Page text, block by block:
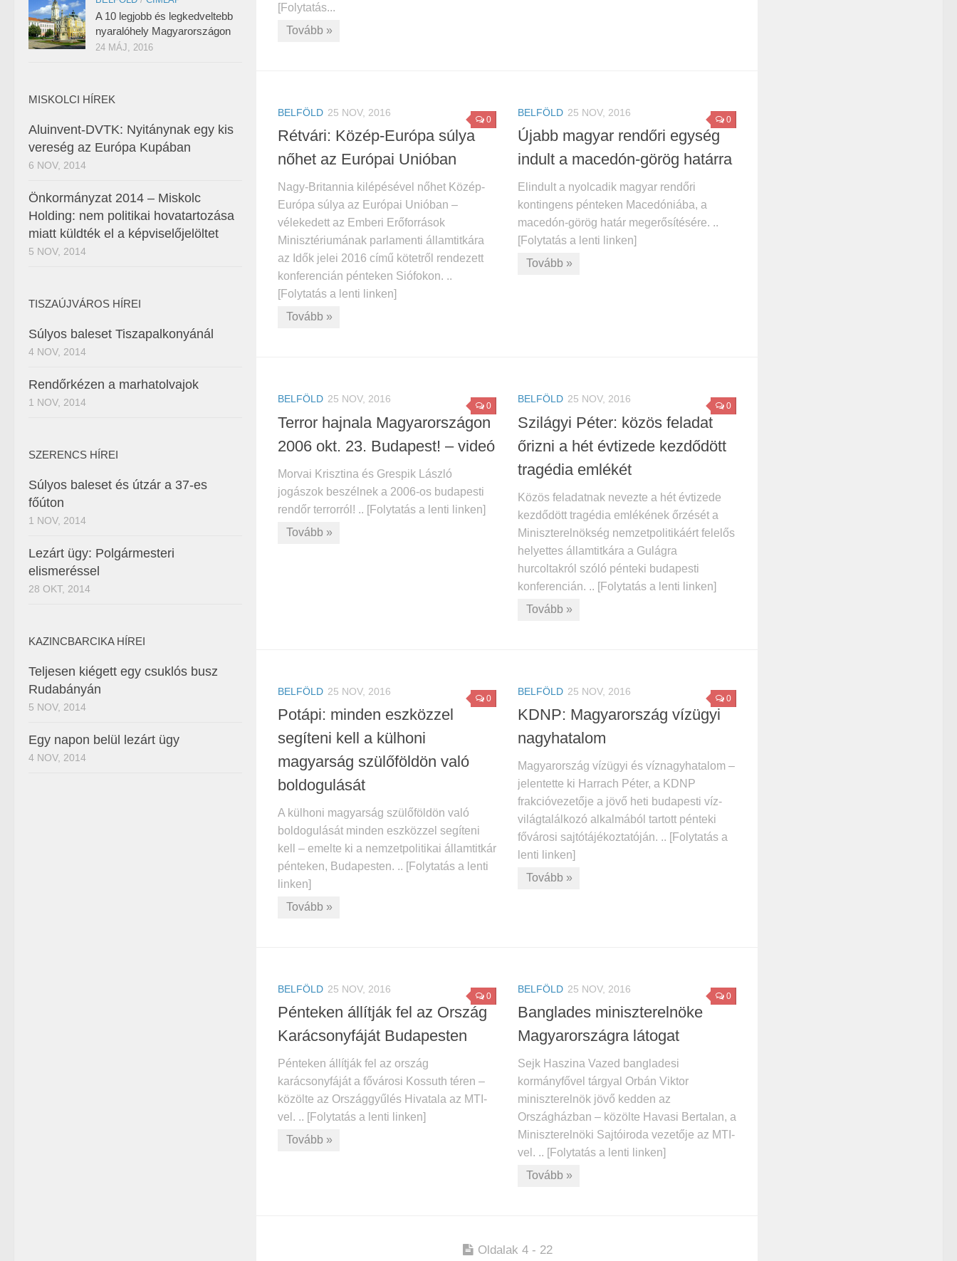
[Folytatás...
Tovább »
0
BELFÖLD 25 NOV, 2016
Rétvári: Közép-Európa súlya
nőhet az Európai Unióban
Nagy-Britannia kilépésével nőhet Közép-
Európa súlya az Európai Unióban –
vélekedett az Emberi Erőforrások
Minisztériumának parlamenti államtitkára
az Idők jelei 2016 című kötetről rendezett
konferencián pénteken Siófokon. ..
[Folytatás a lenti linken]
Tovább »
0
BELFÖLD 25 NOV, 2016
Újabb magyar rendőri egység
indult a macedón-görög határra
Elindult a nyolcadik magyar rendőri
kontingens pénteken Macedóniába, a
macedón-görög határ megerősítésére. ..
[Folytatás a lenti linken]
Tovább »
0
BELFÖLD 25 NOV, 2016
Terror hajnala Magyarországon
2006 okt. 23. Budapest! – videó
Morvai Krisztina és Grespik László
jogászok beszélnek a 2006-os budapesti
rendőr terrorról! .. [Folytatás a lenti linken]
Tovább »
0
BELFÖLD 25 NOV, 2016
Szilágyi Péter: közös feladat
őrizni a hét évtizede kezdődött
tragédia emlékét
Közös feladatnak nevezte a hét évtizede
kezdődött tragédia emlékének őrzését a
Miniszterelnökség nemzetpolitikáért felelős
helyettes államtitkára a Gulágra
hurcoltakról szóló pénteki budapesti
konferencián. .. [Folytatás a lenti linken]
Tovább »
0
BELFÖLD 25 NOV, 2016
Potápi: minden eszközzel
segíteni kell a külhoni
magyarság szülőföldön való
boldogulását
A külhoni magyarság szülőföldön való
boldogulását minden eszközzel segíteni
kell – emelte ki a nemzetpolitikai államtitkár
pénteken, Budapesten. .. [Folytatás a lenti
linken]
Tovább »
0
BELFÖLD 25 NOV, 2016
KDNP: Magyarország vízügyi
nagyhatalom
Magyarország vízügyi és víznagyhatalom –
jelentette ki Harrach Péter, a KDNP
frakcióvezetője a jövő heti budapesti víz-
világtalálkozó alkalmából tartott pénteki
fővárosi sajtótájékoztatóján. .. [Folytatás a
lenti linken]
Tovább »
0
BELFÖLD 25 NOV, 2016
Pénteken állítják fel az Ország
Karácsonyfáját Budapesten
Pénteken állítják fel az ország
karácsonyfáját a fővárosi Kossuth téren –
közölte az Országgyűlés Hivatala az MTI-
vel. .. [Folytatás a lenti linken]
Tovább »
0
BELFÖLD 25 NOV, 2016
Banglades miniszterelnöke
Magyarországra látogat
Sejk Haszina Vazed bangladesi
kormányfővel tárgyal Orbán Viktor
miniszterelnök jövő kedden az
Országházban – közölte Havasi Bertalan, a
Miniszterelnöki Sajtóiroda vezetője az MTI-
vel. .. [Folytatás a lenti linken]
Tovább »
Oldalak 4 - 22
A 10 legjobb és legkedveltebb
nyaralóhely Magyarországon
24 MÁJ, 2016
MISKOLCI HÍREK
Aluinvent-DVTK: Nyitánynak egy kis
vereség az Európa Kupában
6 NOV, 2014
Önkormányzat 2014 – Miskolc
Holding: nem politikai hovatartozása
miatt küldték el a képviselőjelöltet
5 NOV, 2014
TISZAÚJVÁROS HÍREI
Súlyos baleset Tiszapalkonyánál
4 NOV, 2014
Rendőrkézen a marhatolvajok
1 NOV, 2014
SZERENCS HÍREI
Súlyos baleset és útzár a 37-es
főúton
1 NOV, 2014
Lezárt ügy: Polgármesteri
elismeréssel
28 OKT, 2014
KAZINCBARCIKA HÍREI
Teljesen kiégett egy csuklós busz
Rudabányán
5 NOV, 2014
Egy napon belül lezárt ügy
4 NOV, 2014